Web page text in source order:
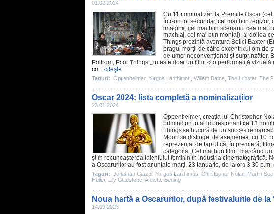
01.02.2024
Cu 11 nominalizări la Premiile Oscar (cel
într-un rol secundar, cel mai bun
imagine, cel mai bun scenariu, cea mai
machiaj, cel mai bun montaj), al doilea
Things prezintă aventura Bellei Baxter (
pragul morții de către excentricul om de
de umor neconvențional și surprinzător.
Polirom, Poor Things „nu este doar un film, ci o performanță
co... citeşte
Taguri: Oppenheimer, Yorgos Lanthimos Willem Dafoe The Lobster, The
Oscar 2024: lista completă a nominalizaților
23.01.2024
Oppenheimer, creația lui Christopher
primind un total impresionant de 13
Things se bucură de un succes
Moon se distinge, de asemenea, cu 10
reprezentat de faptul că, în premieră,
categoria „Cel mai bun film”, marcând
și în recunoașterea talentului feminin în industria cinematografică.
a Oscarurilor au fost anunțate marți, 23 ianuarie, de la ora 3.30 p.m.
Taguri: Jonathan Glazer, Yorgos Lanthimos Christopher Nolan Martin
Hüller, Lily Gladstone Annette Bening
Noua hartă a Oscarurilor, după festivalurile de la
14.09.2023